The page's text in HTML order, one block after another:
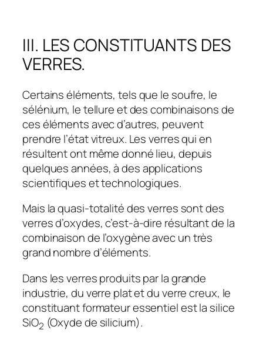
III. LES CONSTITUANTS DES
VERRES.
Certains éléments, tels que le soufre, le
sélénium, le tellure et des combinaisons de
ces éléments avec d’autres, peuvent
prendre l’état vitreux. Les verres qui en
résultent ont même donné lieu, depuis
quelques années, à des applications
scientifiques et technologiques.
Mais la quasi-totalité des verres sont des
verres d’oxydes, c’est-à-dire résultant de la
combinaison de l’oxygène avec un très
grand nombre d’éléments.
Dans les verres produits par la grande
industrie, du verre plat et du verre creux, le
constituant formateur essentiel est la silice
SiO2 (Oxyde de silicium).